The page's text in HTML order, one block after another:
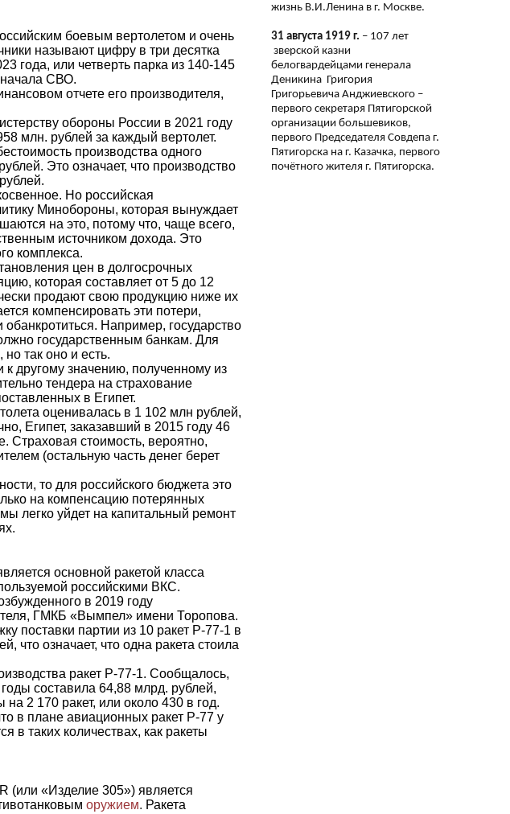
боевым вертолетом и очень
называют цифру в три десятка
года, или четверть парка из 140-145
СВО.
отчете его производителя,
обороны России в 2021 году
млн. рублей за каждый вертолет.
производства одного
Это означает, что производство
Но российская
Минобороны, которая вынуждает
на это, потому что, чаще всего,
источником дохода. Это
комплекса.
цен в долгосрочных
которая составляет от 5 до 12
продают свою продукцию ниже их
компенсировать эти потери,
Например, государство
государственным банкам. Для
так оно и есть.
другому значению, полученному из
тендера на страхование
в Египет.
оценивалась в 1 102 млн рублей,
Египет, заказавший в 2015 году 46
Страховая стоимость, вероятно,
(остальную часть денег берет
то для российского бюджета это
на компенсацию потерянных
легко уйдет на капитальный ремонт
основной ракетой класса
российскими ВКС.
в 2019 году
ГМКБ «Вымпел» имени Торопова.
поставки партии из 10 ракет Р-77-1 в
что означает, что одна ракета стоила
ракет Р-77-1. Сообщалось,
составила 64,88 млрд. рублей,
2 170 ракет, или около 430 в год.
в плане авиационных ракет Р-77 у
в таких количествах, как ракеты
(или «Изделие 305») является
оружием. Ракета
жизнь В.И.Ленина в г. Москве.
31 августа 1919 г. – 107 лет
зверской казни
белогвардейцами генерала
Деникина Григория
Григорьевича Анджиевского –
первого секретаря Пятигорской
организации большевиков,
первого Председателя Совдепа г.
Пятигорска на г. Казачка, первого
почётного жителя г. Пятигорска.